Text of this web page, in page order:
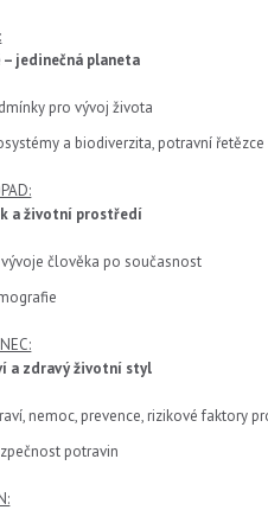
– jedinečná planeta
pro vývoj života
a biodiverzita, potravní
a životní prostředí
člověka po současnost
a zdravý životní styl
nemoc, prevence, rizikové faktory
potravin